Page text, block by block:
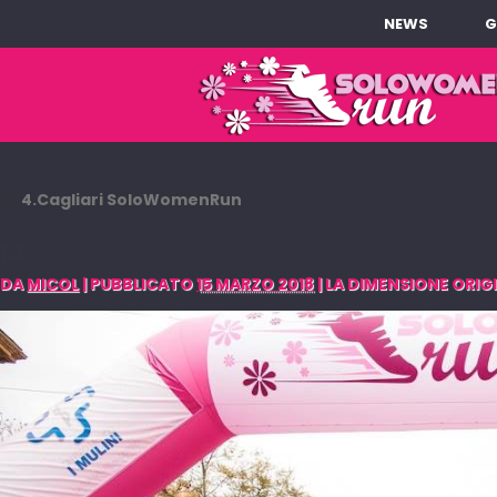
NEWS
4.Cagliari SoloWomenRun
DA MICOL | PUBBLICATO15 MARZO 2018 |LA DIMENSIONE